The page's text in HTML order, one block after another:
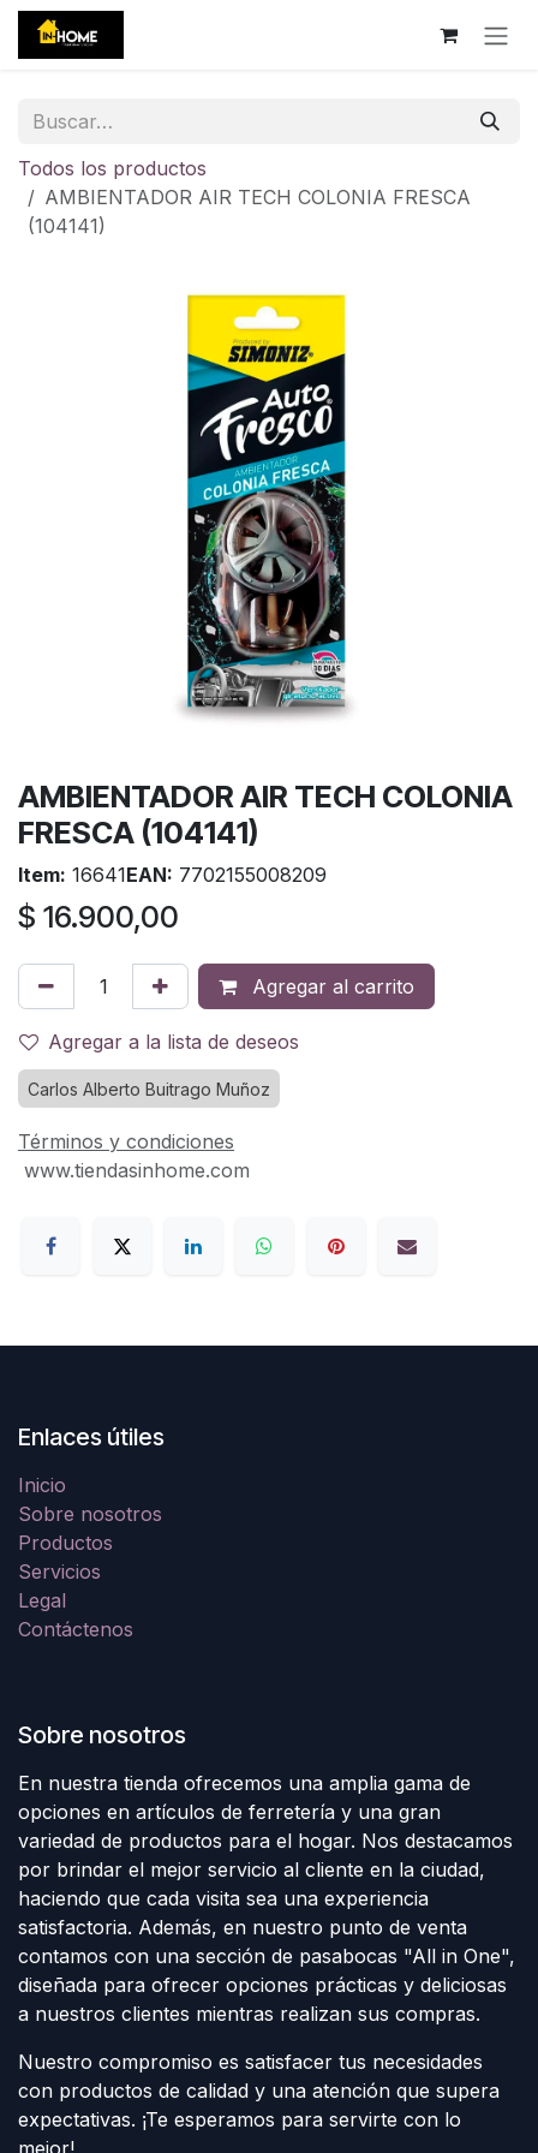
Ir al contenido
Todos los productos
AMBIENTADOR AIR TECH COLONIA FRESCA
(104141)
AMBIENTADOR AIR TECH COLONIA
FRESCA (104141)
Item: 16641EAN: 7702155008209
$ 16.900,00
Agregar al carrito
Agregar a la lista de deseos
Carlos Alberto Buitrago Muñoz
Términos y condiciones
www.tiendasinhome.com
Enlaces útiles
Inicio
Sobre nosotros
Productos
Servicios
Legal
Contáctenos
Sobre nosotros
En nuestra tienda ofrecemos una amplia gama de
opciones en artículos de ferretería y una gran
variedad de productos para el hogar. Nos destacamos
por brindar el mejor servicio al cliente en la ciudad,
haciendo que cada visita sea una experiencia
satisfactoria. Además, en nuestro punto de venta
contamos con una sección de pasabocas "All in One",
diseñada para ofrecer opciones prácticas y deliciosas
a nuestros clientes mientras realizan sus compras.
Nuestro compromiso es satisfacer tus necesidades
con productos de calidad y una atención que supera
expectativas. ¡Te esperamos para servirte con lo